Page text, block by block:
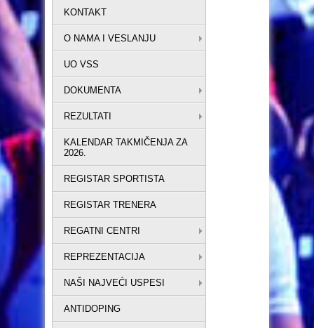
KONTAKT
O NAMA I VESLANJU
UO VSS
DOKUMENTA
REZULTATI
KALENDAR TAKMIČENJA ZA
2026.
REGISTAR SPORTISTA
REGISTAR TRENERA
REGATNI CENTRI
REPREZENTACIJA
NAŠI NAJVEĆI USPESI
ANTIDOPING